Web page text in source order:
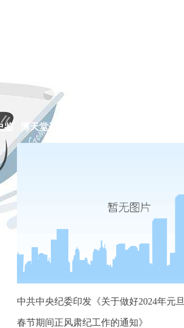
鉴 博天堂开户网址的公告
中共中央纪委印发《关于做好2024年元旦
春节期间正风肃纪工作的通知》